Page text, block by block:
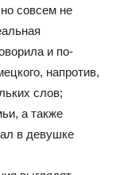
совсем не
и по-
напротив,
слов;
а также
в девушке